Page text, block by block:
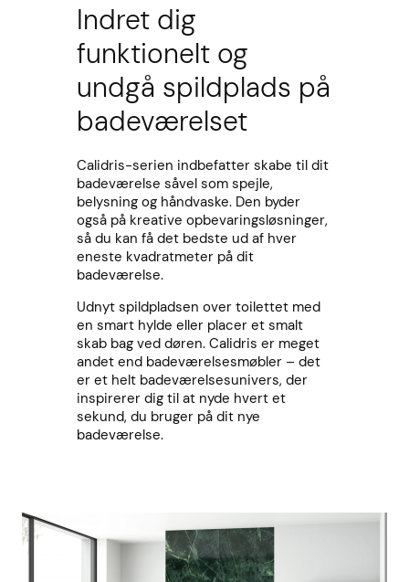
Indret dig
funktionelt og
undgå spildplads på
badeværelset
Calidris-serien indbefatter skabe til dit
badeværelse såvel som spejle,
belysning og håndvaske. Den byder
også på kreative opbevaringsløsninger,
så du kan få det bedste ud af hver
eneste kvadratmeter på dit
badeværelse.
Udnyt spildpladsen over toilettet med
en smart hylde eller placer et smalt
skab bag ved døren. Calidris er meget
andet end badeværelsesmøbler – det
er et helt badeværelsesunivers, der
inspirerer dig til at nyde hvert et
sekund, du bruger på dit nye
badeværelse.